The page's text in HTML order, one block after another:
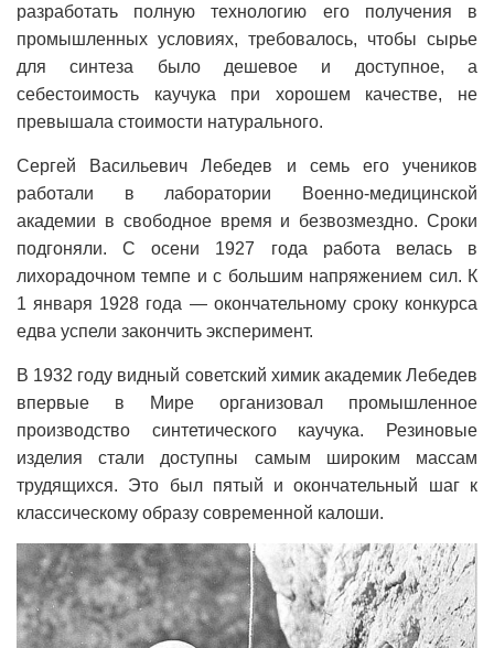
разработать полную технологию его получения в
промышленных условиях, требовалось, чтобы сырье
для синтеза было дешевое и доступное, а
себестоимость каучука при хорошем качестве, не
превышала стоимости натурального.
Сергей Васильевич Лебедев и семь его учеников
работали в лаборатории Военно-медицинской
академии в свободное время и безвозмездно. Сроки
подгоняли. С осени 1927 года работа велась в
лихорадочном темпе и с большим напряжением сил. К
1 января 1928 года — окончательному сроку конкурса
едва успели закончить эксперимент.
В 1932 году видный советский химик академик Лебедев
впервые в Мире организовал промышленное
производство синтетического каучука. Резиновые
изделия стали доступны самым широким массам
трудящихся. Это был пятый и окончательный шаг к
классическому образу современной калоши.